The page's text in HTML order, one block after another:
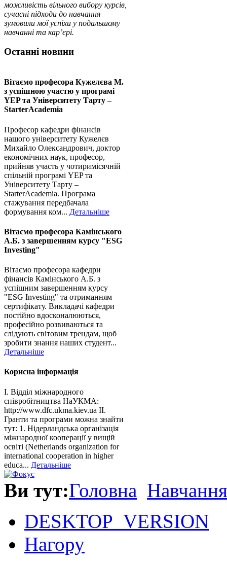
можливість вільного вибору курсів,
сучасні підходи до навчання
зумовили мої успіхи у подальшому
навчанні та кар’єрі.
Останні новини
Вітаємо професора Кужелєва М.
з успішною участю у програмі
YEP та Університету Тарту –
StarterAcademia
Професор кафедри фінансів
нашого університету Кужелєв
Михайло Олександрович, доктор
економічних наук, професор,
прийняв участь у чотиримісячній
спільній програмі YEP та
Університету Тарту –
StarterAcademia. Програма
стажування передбачала
формування ком... Детальніше
Вітаємо професора Камінського
А.Б. з завершенням курсу "ESG
Investing"
Вітаємо професора кафедри
фінансів Камінського А.Б. з
успішним завершенням курсу
"ESG Investing" та отриманням
сертифікату. Викладачі кафедри
постійно вдосконалюються,
професійно розвиваються та
слідують світовим трендам, щоб
зробити знання наших студент...
Детальніше
Корисна інформація
І. Відділ міжнародного
співробітництва НаУКМА:
http://www.dfc.ukma.kiev.ua ІІ.
Гранти та програми можна знайти
тут: 1. Нідерландська організація
міжнародної кооперації у вищій
освіті (Netherlands organization for
international cooperation in higher
educa... Детальніше
Ви тут:Головна Навчання
DESKTOP_VERSION
Нагору